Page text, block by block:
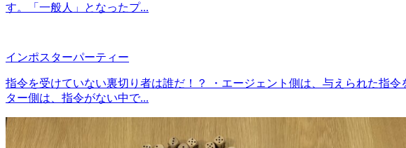
す。「一般人」となったプ...
インポスターパーティー
指令を受けていない裏切り者は誰だ！？ ・エージェント側は、与えられた指
ター側は、指令がない中で...